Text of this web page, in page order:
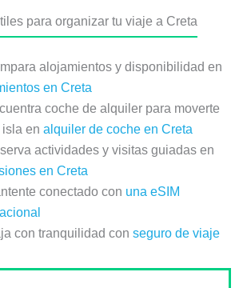
para organizar tu viaje a Creta
alojamientos y disponibilidad en
en Creta
coche de alquiler para moverte
isla en alquiler de coche en Creta
actividades y visitas guiadas en
en Creta
conectado con una eSIM
con tranquilidad con seguro de viaje